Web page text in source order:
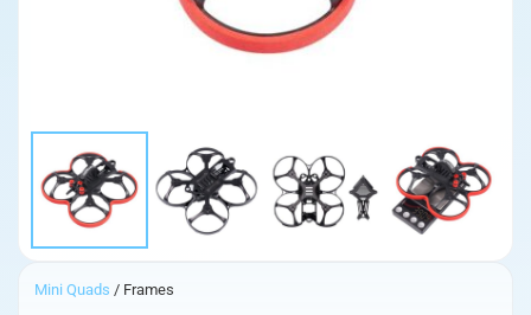
Mini Quads / Frames